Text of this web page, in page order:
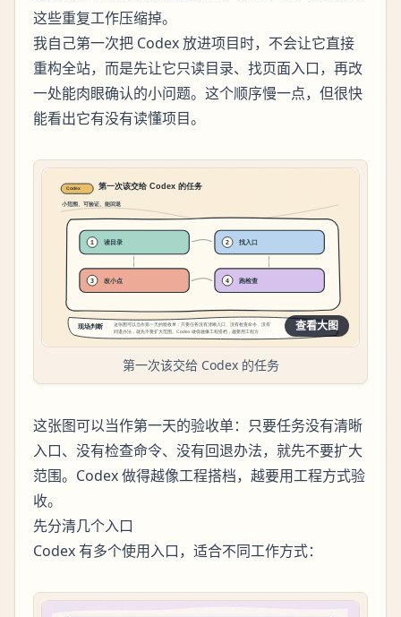
这些重复工作压缩掉。
我自己第一次把 Codex 放进项目时，不会让它直接
重构全站，而是先让它只读目录、找页面入口，再改
一处能肉眼确认的小问题。这个顺序慢一点，但很快
能看出它有没有读懂项目。
查看大图
第一次该交给 Codex 的任务
这张图可以当作第一天的验收单：只要任务没有清晰
入口、没有检查命令、没有回退办法，就先不要扩大
范围。Codex 做得越像工程搭档，越要用工程方式验
收。
先分清几个入口
Codex 有多个使用入口，适合不同工作方式：